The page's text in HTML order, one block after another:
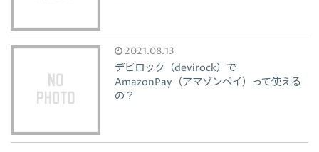
2021.08.13
デビロック（devirock）で
AmazonPay（アマゾンペイ）って使える
の？